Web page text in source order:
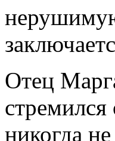
Отец
никогда